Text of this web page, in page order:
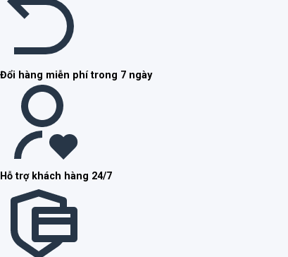
Đổi hàng miễn phí trong 7 ngày
Hỗ trợ khách hàng 24/7